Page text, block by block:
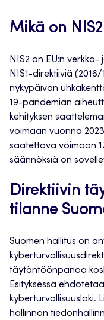
Mikä on
NIS2 on EU:n
NIS1-direktiiviä
nykypäivän
19-pandemian
kehityksen
voimaan vuonna
saatettava voimaan
säännöksiä on
Direktiivin
tilanne
Suomen hallitus on
täytäntöönpanoa
Esityksessä
kyberturvallisuuslaki.
hallinnon